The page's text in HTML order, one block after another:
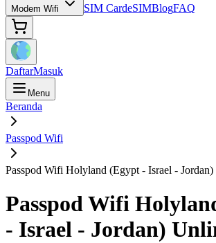
Modem Wifi SIM CardeSIMBlogFAQ
DaftarMasuk
Menu
Beranda
Passpod Wifi
Passpod Wifi Holyland (Egypt - Israel -
Passpod Wifi
- Israel - Jordan)